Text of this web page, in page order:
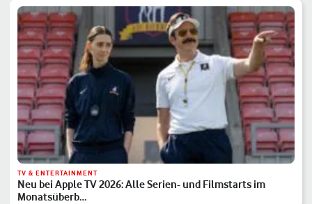
TV & ENTERTAINMENT
Neu bei Apple TV 2026: Alle Serien- und Filmstarts im
Monatsüberb…